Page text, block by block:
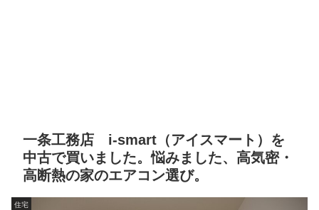
一条工務店 i-smart（アイスマート）を
中古で買いました。悩みました、高気密・
高断熱の家のエアコン選び。
住宅